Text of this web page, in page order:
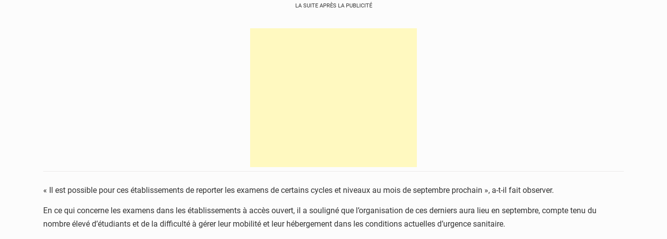
LA SUITE APRÈS LA PUBLICITÉ
« Il est possible pour ces établissements de reporter les examens de certains cycles et niveaux au mois de septembre prochain », a-t-il fait observer.
En ce qui concerne les examens dans les établissements à accès ouvert, il a souligné que l’organisation de ces derniers aura lieu en septembre, compte tenu du
nombre élevé d’étudiants et de la difficulté à gérer leur mobilité et leur hébergement dans les conditions actuelles d’urgence sanitaire.